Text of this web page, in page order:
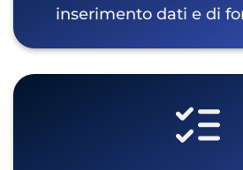
inserimento dati e di